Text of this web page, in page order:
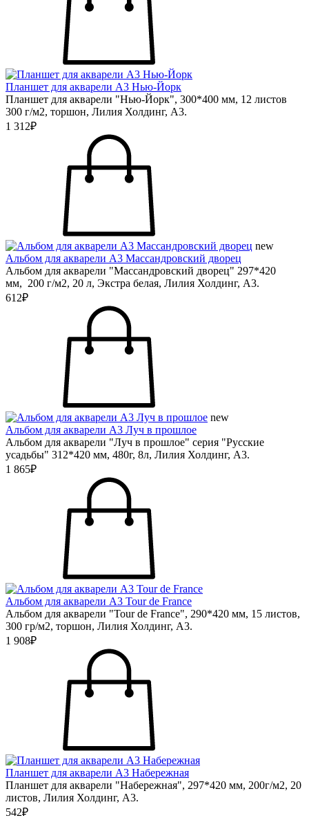
Планшет для акварели А3 Нью-Йорк
Планшет для акварели "Нью-Йорк", 300*400 мм, 12 листов
300 г/м2, торшон, Лилия Холдинг, А3.
1 312₽
new
Альбом для акварели А3 Массандровский дворец
Альбом для акварели "Массандровский дворец" 297*420
мм, 200 г/м2, 20 л, Экстра белая, Лилия Холдинг, А3.
612₽
new
Альбом для акварели А3 Луч в прошлое
Альбом для акварели "Луч в прошлое" серия "Русские
усадьбы" 312*420 мм, 480г, 8л, Лилия Холдинг, А3.
1 865₽
Альбом для акварели А3 Tour de France
Альбом для акварели "Tour de France", 290*420 мм, 15 листов,
300 гр/м2, торшон, Лилия Холдинг, А3.
1 908₽
Планшет для акварели А3 Набережная
Планшет для акварели "Набережная", 297*420 мм, 200г/м2, 20
листов, Лилия Холдинг, А3.
542₽